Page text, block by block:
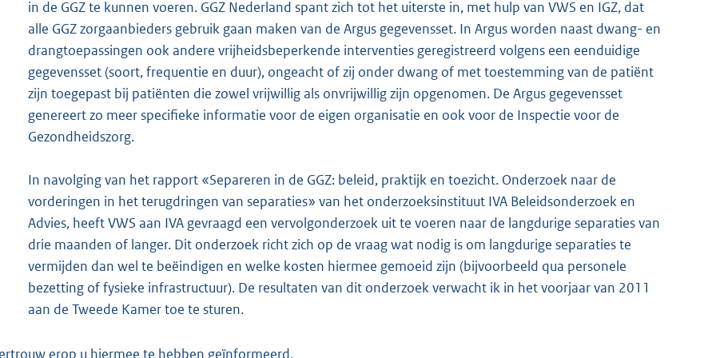
in de GGZ te kunnen voeren. GGZ Nederland spant zich tot het uiterste in, met hulp van VWS en IGZ, dat
alle GGZ zorgaanbieders gebruik gaan maken van de Argus gegevensset. In Argus worden naast dwang- en
drangtoepassingen ook andere vrijheidsbeperkende interventies geregistreerd volgens een eenduidige
gegevensset (soort, frequentie en duur), ongeacht of zij onder dwang of met toestemming van de patiënt
zijn toegepast bij patiënten die zowel vrijwillig als onvrijwillig zijn opgenomen. De Argus gegevensset
genereert zo meer specifieke informatie voor de eigen organisatie en ook voor de Inspectie voor de
Gezondheidszorg.
In navolging van het rapport «Separeren in de GGZ: beleid, praktijk en toezicht. Onderzoek naar de
vorderingen in het terugdringen van separaties» van het onderzoeksinstituut IVA Beleidsonderzoek en
Advies, heeft VWS aan IVA gevraagd een vervolgonderzoek uit te voeren naar de langdurige separaties van
drie maanden of langer. Dit onderzoek richt zich op de vraag wat nodig is om langdurige separaties te
vermijden dan wel te beëindigen en welke kosten hiermee gemoeid zijn (bijvoorbeeld qua personele
bezetting of fysieke infrastructuur). De resultaten van dit onderzoek verwacht ik in het voorjaar van 2011
aan de Tweede Kamer toe te sturen.
erop u hiermee te hebben geïnformeerd.